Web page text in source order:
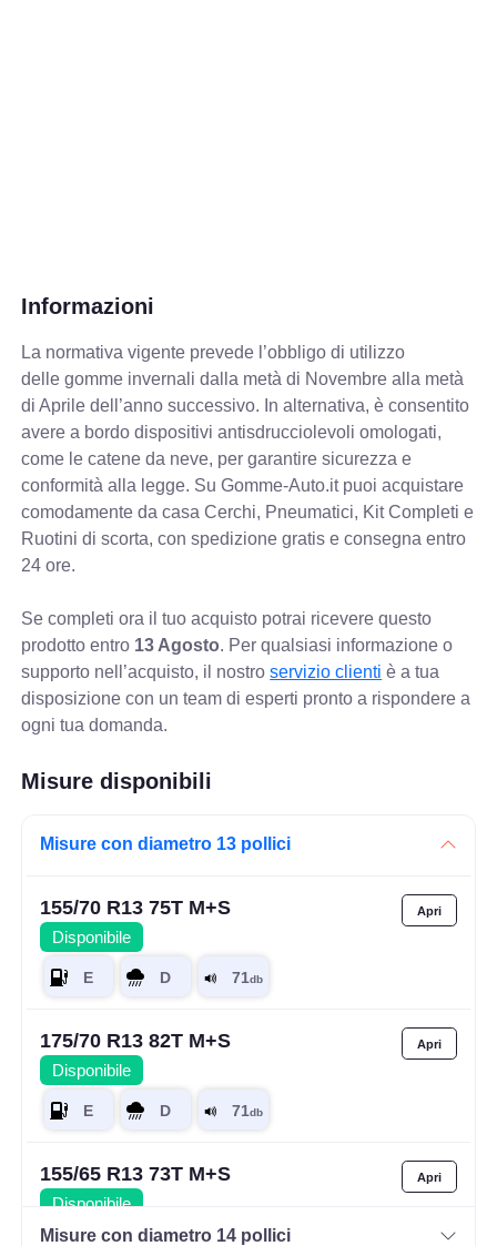
Informazioni
La normativa vigente prevede l’obbligo di utilizzo
delle gomme invernali dalla metà di Novembre alla metà
di Aprile dell’anno successivo. In alternativa, è consentito
avere a bordo dispositivi antisdrucciolevoli omologati,
come le catene da neve, per garantire sicurezza e
conformità alla legge. Su Gomme-Auto.it puoi acquistare
comodamente da casa Cerchi, Pneumatici, Kit Completi e
Ruotini di scorta, con spedizione gratis e consegna entro
24 ore.
Se completi ora il tuo acquisto potrai ricevere questo
prodotto entro 13 Agosto. Per qualsiasi informazione o
supporto nell’acquisto, il nostroservizio clienti è a tua
disposizione con un team di esperti pronto a rispondere a
ogni tua domanda.
Misure disponibili
Misure con diametro 13 pollici
155/70 R13 75T M+S
Disponibile
175/70 R13 82T M+S
Disponibile
155/65 R13 73T M+S
Disponibile
Misure con diametro 14 pollici